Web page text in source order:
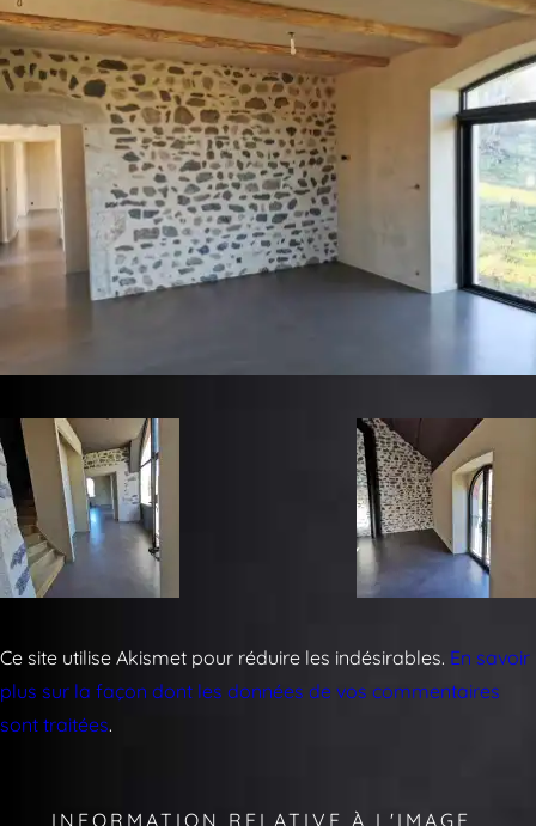
Ce site utilise Akismet pour réduire les indésirables. En savoir
plus sur la façon dont les données de vos commentaires
sont traitées.
INFORMATION RELATIVE À L'IMAGE